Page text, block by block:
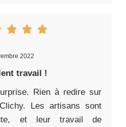
2022
travail !
Rien à redire sur
Les artisans sont
et leur travail de